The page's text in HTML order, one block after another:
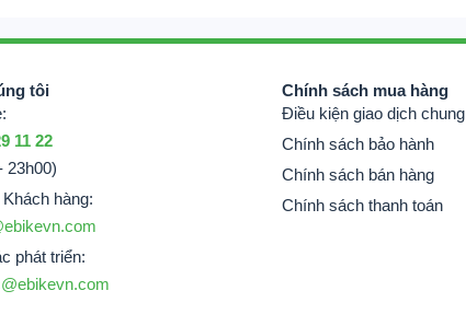
1 sản phẩm xe lăn điện thông minh, rất an
công nghệ cao cấp. Trong danh mục
tôi
11 22
23h00)
hàng:
phát triển:
Chính sách mua hàng
Điều kiện giao dịch chung
Chính sách bảo hành
Chính sách bán hàng
Chính sách thanh toán